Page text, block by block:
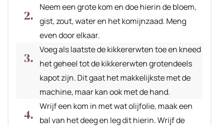
Neem een grote kom en doe hierin de bloem,
gist, zout, water en het komijnzaad. Meng
even door elkaar.
Voeg als laatste de kikkererwten toe en kneed
het geheel tot de kikkererwten grotendeels
kapot zijn. Dit gaat het makkelijkste met de
machine, maar kan ook met de hand.
Wrijf een kom in met wat olijfolie, maak een
bal van het deeg en leg dit hierin. Wrijf de